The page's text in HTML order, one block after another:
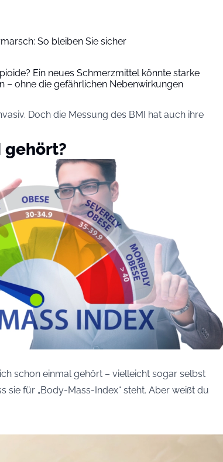
So bleiben Sie sicher
Ein neues Schmerzmittel könnte starke
– ohne die gefährlichen Nebenwirkungen
Doch die Messung des BMI hat auch ihre
gehört?
schon einmal gehört – vielleicht sogar selbst
sie für „Body-Mass-Index“ steht. Aber weißt du